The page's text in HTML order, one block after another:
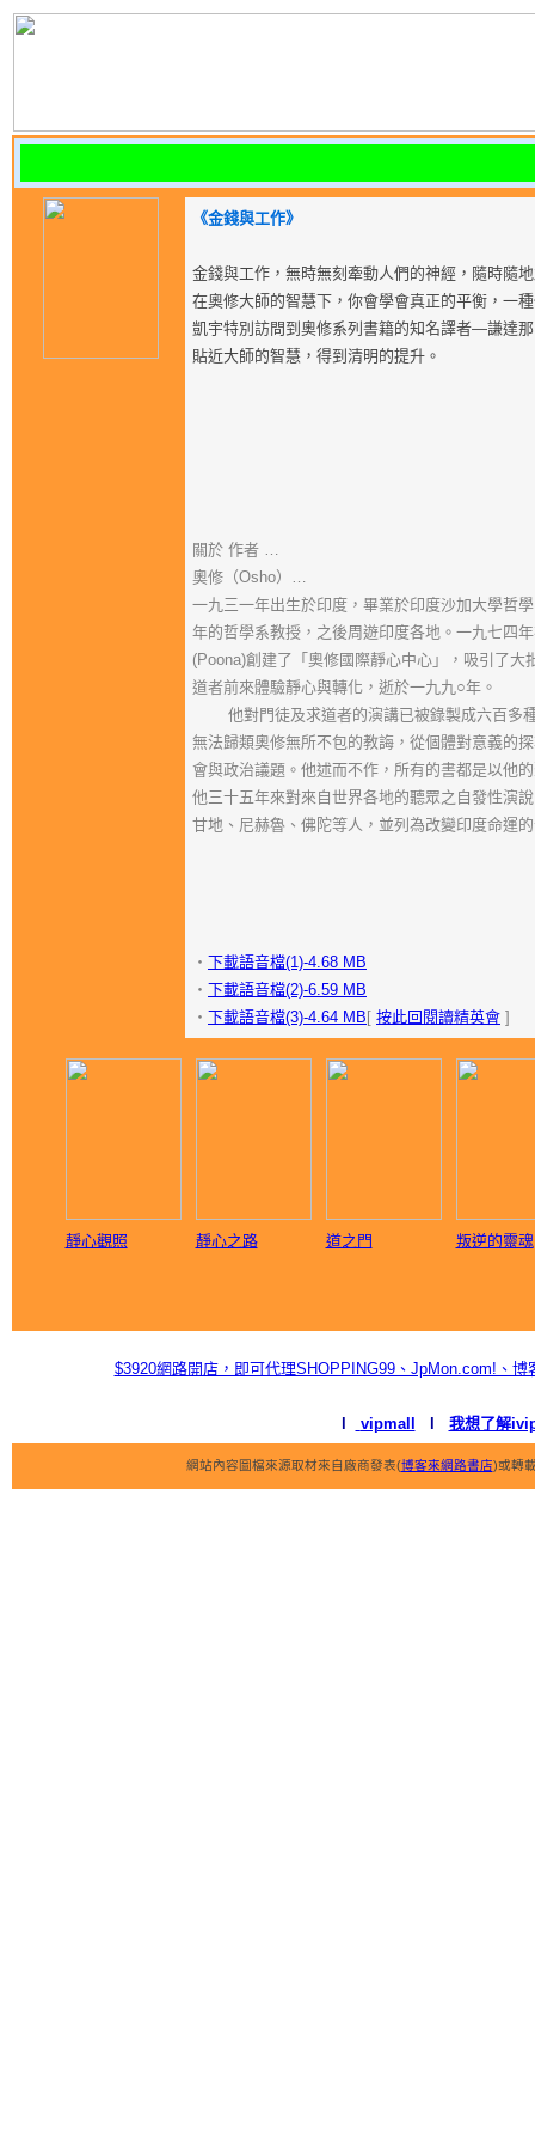
《金錢與工作》
金錢與工作，無時無刻牽動人們的神經，隨時隨
在奧修大師的智慧下，你會學會真正的平衡，一
凱宇特別訪問到奧修系列書籍的知名譯者—謙達
貼近大師的智慧，得到清明的提升。
關於 作者 …
奧修（Osho）…
一九三一年出生於印度，畢業於印度沙加大學哲
年的哲學系教授，之後周遊印度各地。一九七四
(Poona)創建了「奧修國際靜心中心」，吸引了大
道者前來體驗靜心與轉化，逝於一九九○年。
他對門徒及求道者的演講已被錄製成六百多
無法歸類奧修無所不包的教誨，從個體對意義的
會與政治議題。他述而不作，所有的書都是以他
他三十五年來對來自世界各地的聽眾之自發性演
甘地、尼赫魯、佛陀等人，並列為改變印度命運
‧ 下載語音檔(1)-4.68 MB
‧ 下載語音檔(2)-6.59 MB
‧ 下載語音檔(3)-4.64 MB [ 按此回閱讀精英會 ]
靜心觀照 靜心之路 道之門 叛逆的靈魂
$3920網路開店，即可代理SHOPPING99、JpMon.com!、
vipmall 我想了解
網站內容圖檔來源取材來自廠商發表(博客來網路書店)或轉